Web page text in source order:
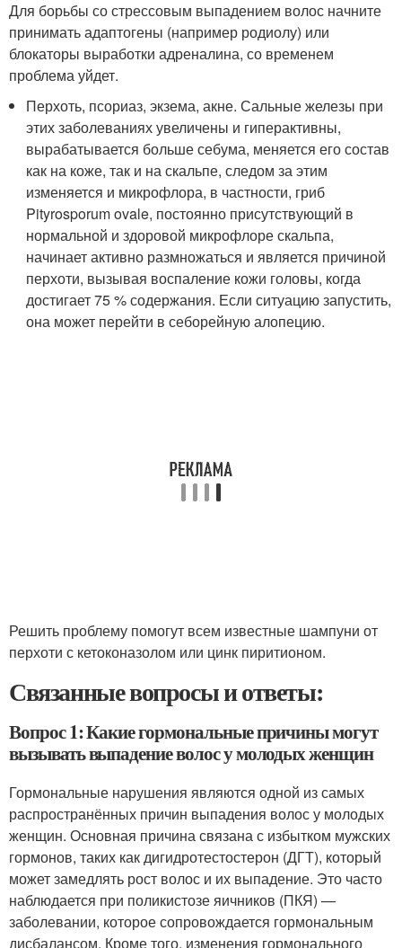
Для борьбы со стрессовым выпадением волос начните
принимать адаптогены (например родиолу) или
блокаторы выработки адреналина, со временем
проблема уйдет.
Перхоть, псориаз, экзема, акне. Сальные железы при
этих заболеваниях увеличены и гиперактивны,
вырабатывается больше себума, меняется его состав
как на коже, так и на скальпе, следом за этим
изменяется и микрофлора, в частности, гриб
Pityrosporum ovale, постоянно присутствующий в
нормальной и здоровой микрофлоре скальпа,
начинает активно размножаться и является причиной
перхоти, вызывая воспаление кожи головы, когда
достигает 75 % содержания. Если ситуацию запустить,
она может перейти в себорейную алопецию.
Решить проблему помогут всем известные шампуни от
перхоти с кетоконазолом или цинк пиритионом.
Связанные вопросы и ответы:
Вопрос 1: Какие гормональные причины могут
вызывать выпадение волос у молодых женщин
Гормональные нарушения являются одной из самых
распространённых причин выпадения волос у молодых
женщин. Основная причина связана с избытком мужских
гормонов, таких как дигидротестостерон (ДГТ), который
может замедлять рост волос и их выпадение. Это часто
наблюдается при поликистозе яичников (ПКЯ) —
заболевании, которое сопровождается гормональным
дисбалансом. Кроме того, изменения гормонального